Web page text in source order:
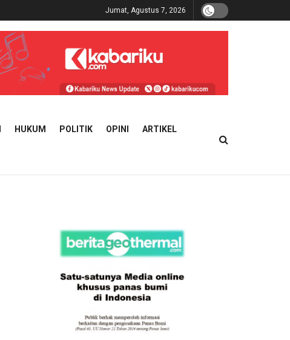
Jumat, Agustus 7, 2026
HUKUM POLITIK OPINI ARTIKEL